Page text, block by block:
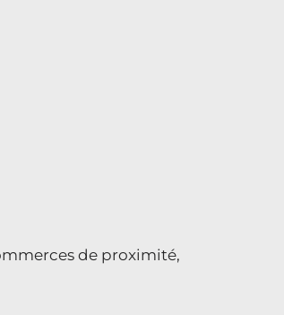
de proximité,